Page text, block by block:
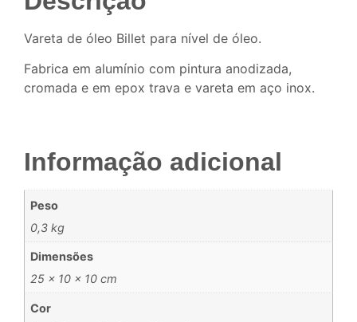
Vareta de óleo Billet para nível de óleo.
Fabrica em alumínio com pintura anodizada,
cromada e em epox trava e vareta em aço inox.
Informação adicional
Peso
0,3 kg
Dimensões
25 × 10 × 10 cm
Cor